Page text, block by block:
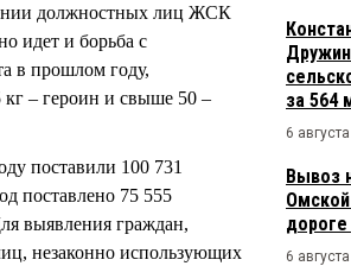
должностных лиц ЖСК
идет и борьба с
в прошлом году,
кг – героин и свыше 50 –
поставили 100 731
поставлено 75 555
выявления граждан,
незаконно использующих
за 564
6
Вывоз
6